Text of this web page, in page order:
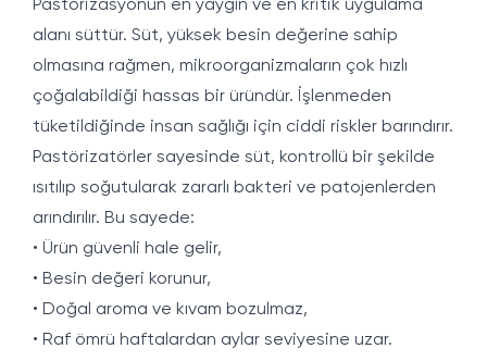
Pastörizasyonun en yaygın ve en kritik uygulama
alanı süttür. Süt, yüksek besin değerine sahip
olmasına rağmen, mikroorganizmaların çok hızlı
çoğalabildiği hassas bir üründür. İşlenmeden
tüketildiğinde insan sağlığı için ciddi riskler barındırır.
Pastörizatörler sayesinde süt, kontrollü bir şekilde
ısıtılıp soğutularak zararlı bakteri ve patojenlerden
arındırılır. Bu sayede:
• Ürün güvenli hale gelir,
• Besin değeri korunur,
• Doğal aroma ve kıvam bozulmaz,
• Raf ömrü haftalardan aylar seviyesine uzar.